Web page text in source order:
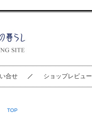
合せ ショップレビュー
TOP